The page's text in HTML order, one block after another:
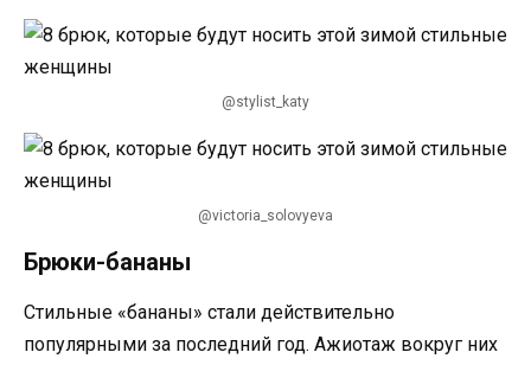
@stylist_katy
@victoria_solovyeva
Брюки-бананы
Стильные «бананы» стали действительно
популярными за последний год. Ажиотаж вокруг них